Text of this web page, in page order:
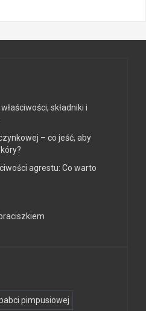
składniki i
– co jeść, aby
agrestu: Co warto
pimpusiowej